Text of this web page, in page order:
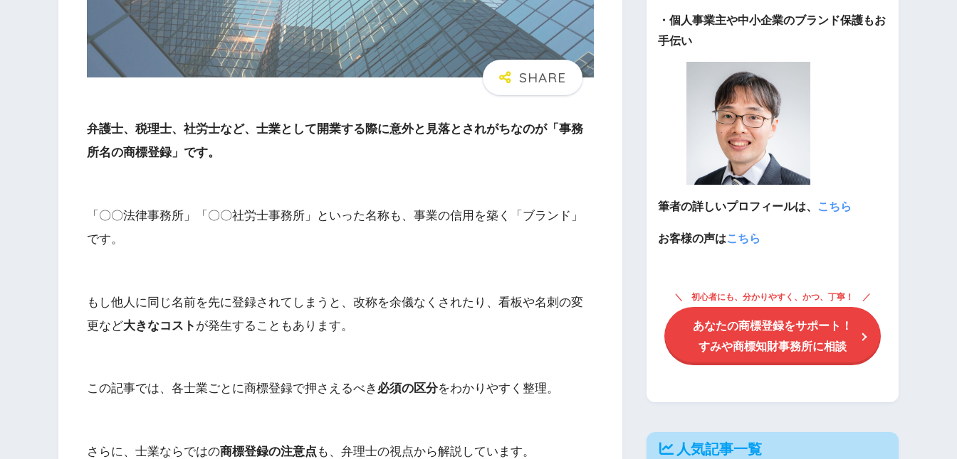
弁護士、税理士、社労士など、士業として開業する際に意外と見落とされがちなのが「事務
所名の商標登録」です。
「〇〇法律事務所」「〇〇社労士事務所」といった名称も、事業の信用を築く「ブランド」
です。
もし他人に同じ名前を先に登録されてしまうと、改称を余儀なくされたり、看板や名刺の変
更など大きなコスト が発生することもあります。
この記事では、各士業ごとに商標登録で押さえるべき 必須の区分をわかりやすく整理。
さらに、士業ならではの商標登録の注意点 も、弁理士の視点から解説しています。
・個人事業主や中小企業のブランド保護もお
手伝い
筆者の詳しいプロフィールは、 こちら
お客様の声はこちら
初心者にも、分かりやすく、かつ、丁寧！
あなたの商標登録をサポート！
すみや商標知財事務所に相談
人気記事一覧